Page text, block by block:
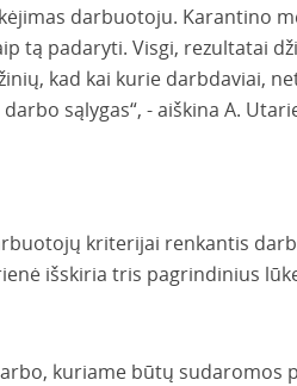
darbuotoju. Karantino
tą padaryti. Visgi, rezultatai
kad kai kurie darbdaviai,
sąlygas“, - aiškina A.
kriterijai renkantis
išskiria tris pagrindinius
kuriame būtų sudaromos